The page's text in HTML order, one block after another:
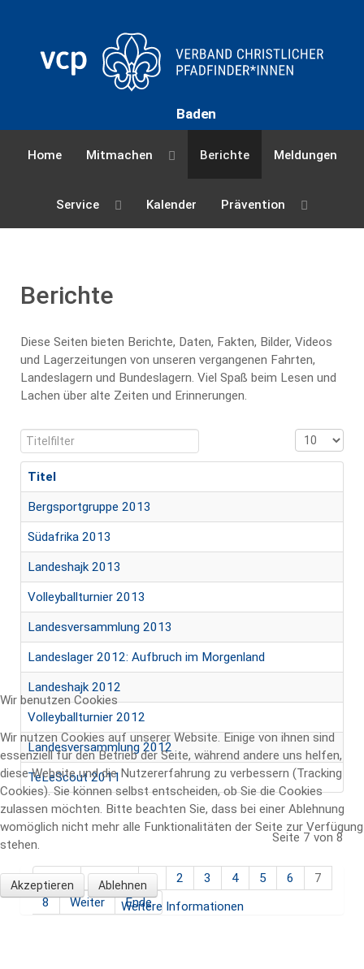
Baden
Home Mitmachen Berichte Meldungen
Service Kalender Prävention
Berichte
Diese Seiten bieten Berichte, Daten, Fakten, Bilder, Videos
und Lagerzeitungen von unseren vergangenen Fahrten,
Landeslagern und Bundeslagern. Viel Spaß beim Lesen und
Lachen über alte Zeiten und Erinnerungen.
Titelfilter Anzeige #
Titel
Bergsportgruppe 2013
Südafrika 2013
Landeshajk 2013
Volleyballturnier 2013
Landesversammlung 2013
Landeslager 2012: Aufbruch im Morgenland
Landeshajk 2012
Volleyballturnier 2012
Landesversammlung 2012
TeLeScout 2011
Seite 7 von 8
Start Zurück 1 2 3 4 5 6
7
8
Weiter Ende
Wir benutzen Cookies
Wir nutzen Cookies auf unserer Website. Einige von ihnen sind
essenziell für den Betrieb der Seite, während andere uns helfen,
diese Website und die Nutzererfahrung zu verbessern (Tracking
Cookies). Sie können selbst entscheiden, ob Sie die Cookies
zulassen möchten. Bitte beachten Sie, dass bei einer Ablehnung
womöglich nicht mehr alle Funktionalitäten der Seite zur Verfügung
stehen.
Akzeptieren Ablehnen
Weitere Informationen